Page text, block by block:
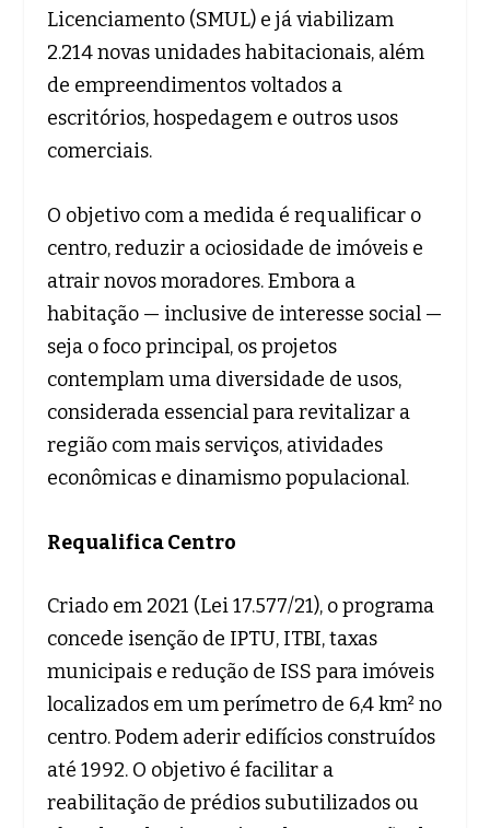
Licenciamento (SMUL) e já viabilizam
2.214 novas unidades habitacionais, além
de empreendimentos voltados a
escritórios, hospedagem e outros usos
comerciais.
O objetivo com a medida é requalificar o
centro, reduzir a ociosidade de imóveis e
atrair novos moradores. Embora a
habitação — inclusive de interesse social —
seja o foco principal, os projetos
contemplam uma diversidade de usos,
considerada essencial para revitalizar a
região com mais serviços, atividades
econômicas e dinamismo populacional.
Requalifica Centro
Criado em 2021 (Lei 17.577/21), o programa
concede isenção de IPTU, ITBI, taxas
municipais e redução de ISS para imóveis
localizados em um perímetro de 6,4 km² no
centro. Podem aderir edifícios construídos
até 1992. O objetivo é facilitar a
reabilitação de prédios subutilizados ou